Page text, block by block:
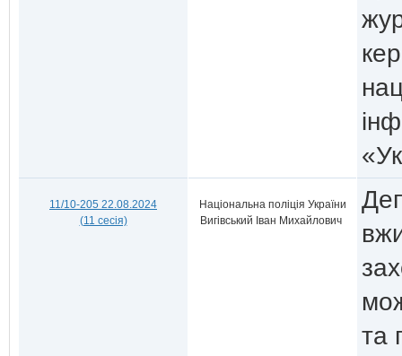
11/10-205 22.08.2024
(11 сесія)
Національна поліція України
Вигівський Іван Михайлович
та